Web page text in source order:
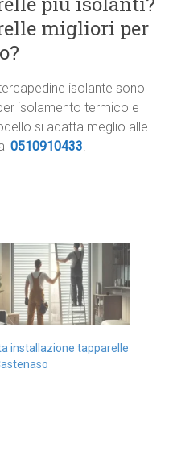
migliori per
isolante sono
isolamento termico e
si adatta meglio alle
0510910433.
installazione tapparelle